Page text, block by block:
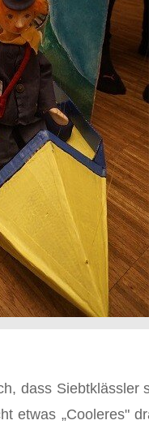
dass
etwas „Cooleres"